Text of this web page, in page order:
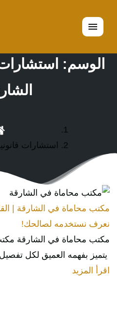
القائمة
الوسم:
استشارات
مكتب محاماة في الشارقة |
نعرف نستخدمه لصالحك!
مكتب محاماة في الشارقة
يتميز بفهمه العميق لكل
اقرأ المزيد